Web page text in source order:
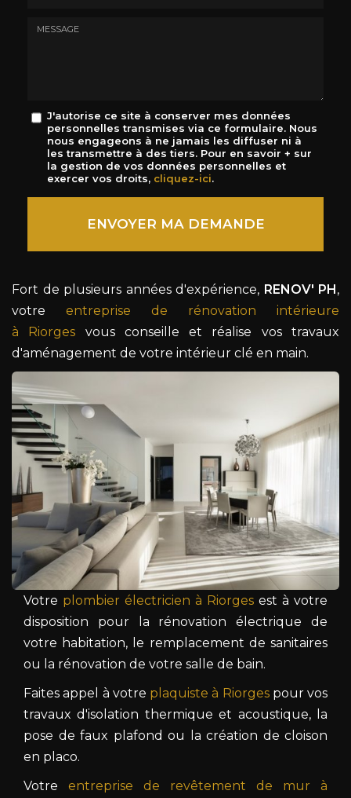
Message
J'autorise ce site à conserver mes données
personnelles transmises via ce formulaire. Nous
nous engageons à ne jamais les diffuser ni à
les transmettre à des tiers. Pour en savoir + sur
la gestion de vos données personnelles et
exercer vos droits, cliquez-ici.
Acceptation
ENVOYER MA DEMANDE
Fort de plusieurs années d'expérience, RENOV' PH ,
votre entreprise de rénovation intérieure
à Riorges vous conseille et réalise vos travaux
d'aménagement de votre intérieur clé en main.
Votre plombier électricien à Riorges est à votre
disposition pour la rénovation électrique de
votre habitation, le remplacement de sanitaires
ou la rénovation de votre salle de bain.
Faites appel à votre plaquiste à Riorgespour vos
travaux d'isolation thermique et acoustique, la
pose de faux plafond ou la création de cloison
en placo.
Votre entreprise de revêtement de mur à